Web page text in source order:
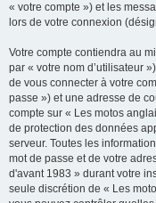
« votre compte ») et les
lors de votre connexion
Votre compte contiendra au
par « votre nom d’utilisateur
de vous connecter à votre
passe ») et une adresse de
compte sur « Les motos
de protection des données
serveur. Toutes les
mot de passe et de votre
d'avant 1983 » durant votre
seule discrétion de « Les